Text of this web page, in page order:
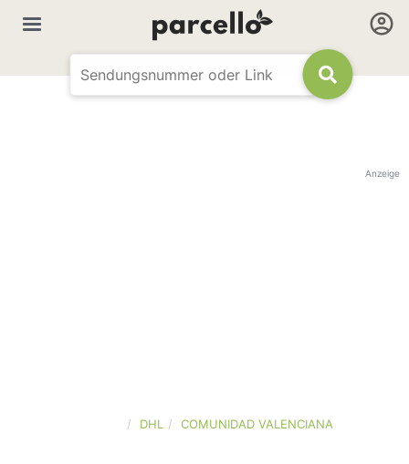
Anzeige
DHL COMUNIDAD VALENCIANA